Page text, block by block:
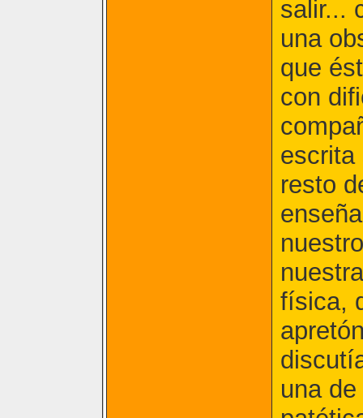
salir...
una
que
con
escrita
resto
física,
una